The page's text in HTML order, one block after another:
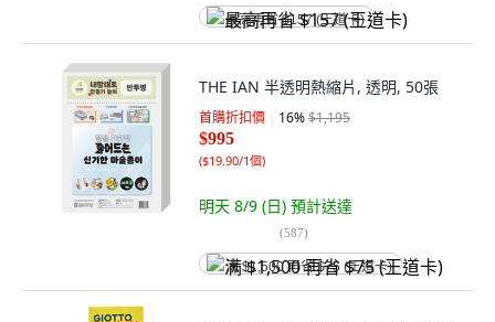
最高再省 $157 (王道卡)
THE IAN 半透明熱縮片, 透明, 50張
首購折扣價 16%$1,195
$995
($19.90/1個)
明天 8/9 (日) 預計送達
(587)
满 $1,500 再省 $75 (王道卡)